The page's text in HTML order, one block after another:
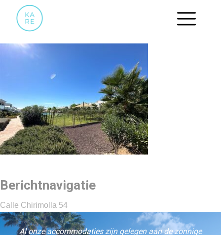
ZWEMBAD.2
Berichtnavigatie
Calle Chirimolla 54
Al onze accommodaties zijn gelegen aan de zonnige